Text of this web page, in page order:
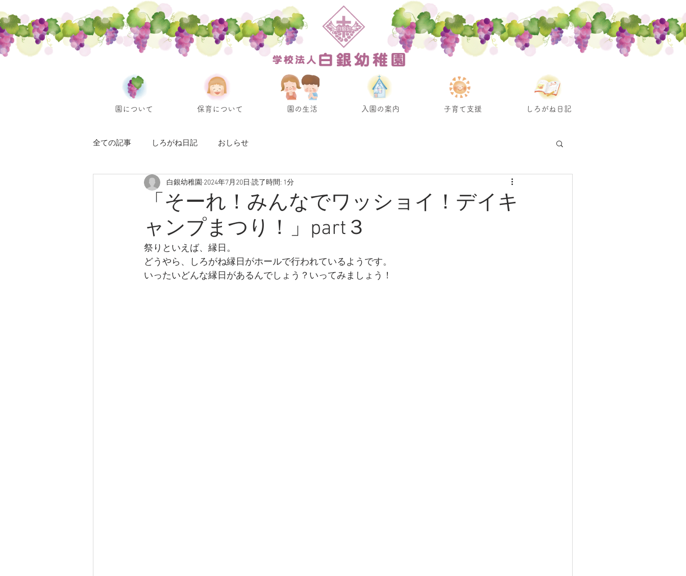
園について 保育について 園の生活 入園の案内 子育て支援 しろがね日記
全ての記事 しろがね日記 おしらせ
「そーれ！みんなでワッショイ！デイキ
ャンプまつり！」part３
白銀幼稚園 2024年7月20日 読了時間: 1分
祭りといえば、縁日。
どうやら、しろがね縁日がホールで行われているようです。
いったいどんな縁日があるんでしょう？いってみましょう！